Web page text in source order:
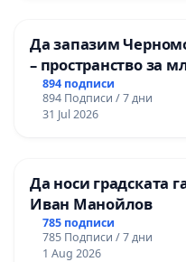
Да запазим
– пространство за
894 подписи
894 Подписи / 7 дни
31 Jul 2026
Да носи градската
Иван Манойлов
785 подписи
785 Подписи / 7 дни
1 Aug 2026